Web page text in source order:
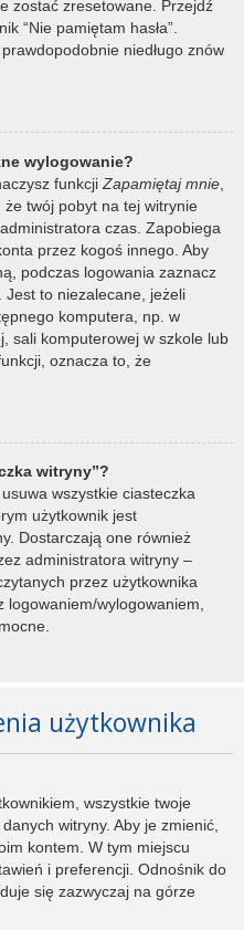
zostać zresetowane. Przejdź
“Nie pamiętam hasła”.
niedługo znów
wylogowanie?
funkcji Zapamiętaj mnie
twój pobyt na tej witrynie
czas. Zapobiega
przez kogoś innego. Aby
podczas logowania zaznacz
. Jest to niezalecane, jeżeli
komputera, np. w
sali komputerowej w szkole lub
oznacza to, że
witryny”?
wszystkie ciasteczka
użytkownik jest
Dostarczają one również
administratora witryny –
przez użytkownika
logowaniem/wylogowaniem,
użytkownika
wszystkie twoje
witryny. Aby je zmienić,
kontem. W tym miejscu
i preferencji. Odnośnik do
się zazwyczaj na górze